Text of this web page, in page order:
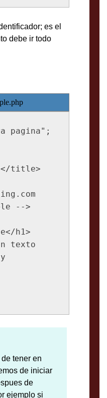
es el
debe ir todo
pagina";
title>
-->
tener en
de iniciar
de
ejemplo si